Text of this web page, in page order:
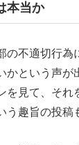
本当か
の不適切行為
かという声が
を見て、それ
う趣旨の投稿